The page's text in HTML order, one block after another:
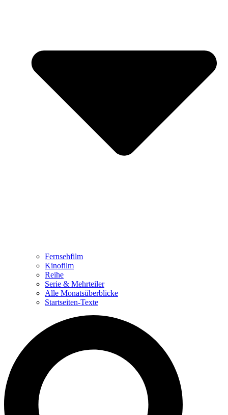
Fernsehfilm
Kinofilm
Reihe
Serie & Mehrteiler
Alle Monatsüberblicke
Startseiten-Texte